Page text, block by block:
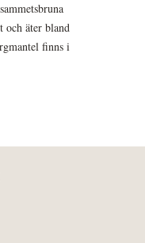
och äter bland
finns i